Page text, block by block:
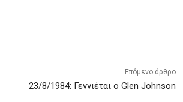
Επόμενο άρθρο
23/8/1984: Γεννιέται ο Glen Johnson